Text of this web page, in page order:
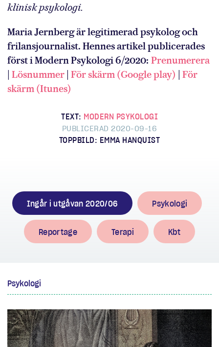
klinisk psykologi.
Maria Jernberg är legitimerad psykolog och
frilansjournalist. Hennes artikel publicerades
först i Modern Psykologi 6/2020: Prenumerera
Lösnummer För skärm (Google play)
För
skärm (Itunes)
TEXT: MODERN PSYKOLOGI
PUBLICERAD 2020-09-16
TOPPBILD: EMMA HANQUIST
Ingår i utgåvan 2020/06 Psykologi
Reportage Terapi Kbt
Psykologi